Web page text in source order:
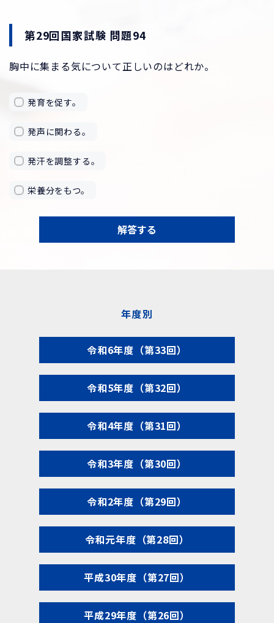
第29回国家試験 問題94
胸中に集まる気について正しいのはどれか。
発育を促す。
発声に関わる。
発汗を調整する。
栄養分をもつ。
解答する
年度別
令和6年度（第33回）
令和5年度（第32回）
令和4年度（第31回）
令和3年度（第30回）
令和2年度（第29回）
令和元年度（第28回）
平成30年度（第27回）
平成29年度（第26回）